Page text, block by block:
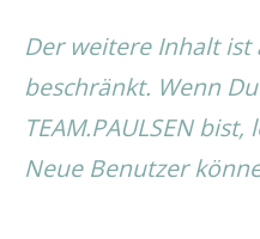
Der weitere Inhalt
beschränkt. Wenn
TEAM.PAULSEN
Neue Benutzer